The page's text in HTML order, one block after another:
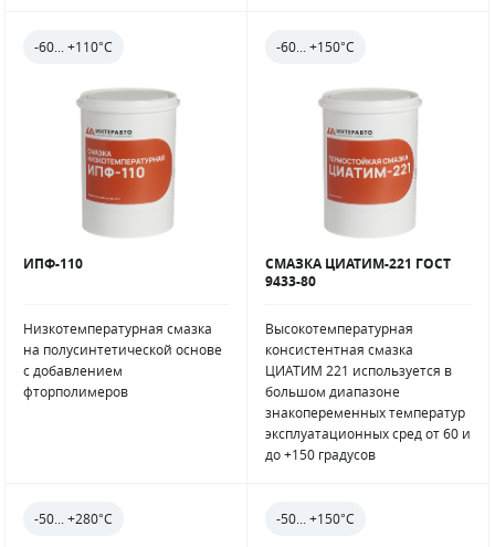
-60... +110°С
ИПФ-110
Низкотемпературная смазка
на полусинтетической основе
с добавлением
фторполимеров
-60... +150°С
СМАЗКА ЦИАТИМ-221 ГОСТ
9433-80
Высокотемпературная
консистентная смазка
ЦИАТИМ 221 используется в
большом диапазоне
знакопеременных температур
эксплуатационных сред от 60 и
до +150 градусов
-50... +280°С -50... +150°С